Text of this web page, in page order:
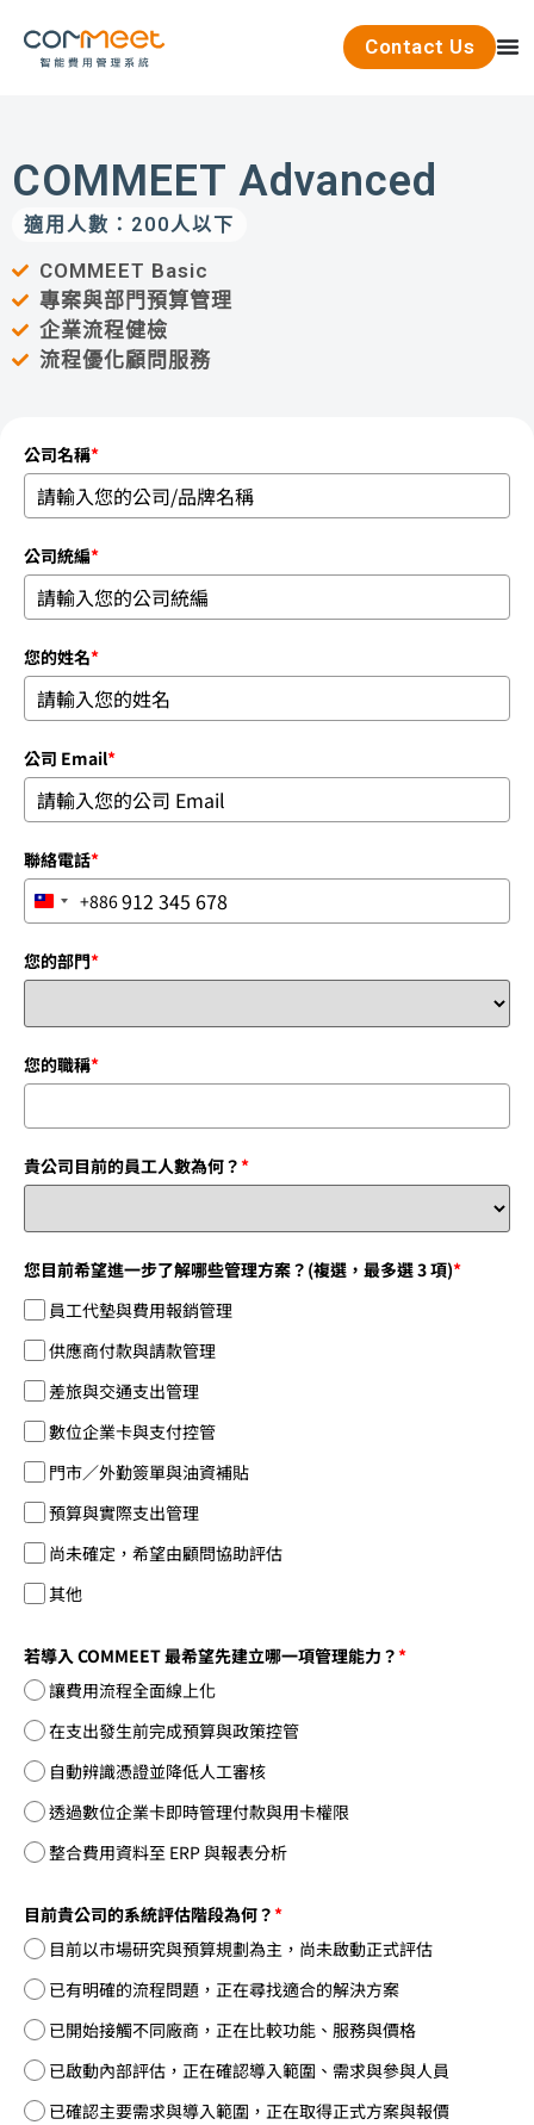
Contact Us
COMMEET Advanced
適用人數：200人以下
COMMEET Basic
專案與部門預算管理
企業流程健檢
流程優化顧問服務
公司名稱*
公司統編*
您的姓名*
公司 Email*
聯絡電話*
Taiwan +886
+886
您的部門*
您的職稱*
貴公司目前的員工人數為何？*
您目前希望進一步了解哪些管理方案？(複選，最多選 3 項)*
員工代墊與費用報銷管理
供應商付款與請款管理
差旅與交通支出管理
數位企業卡與支付控管
門市／外勤簽單與油資補貼
預算與實際支出管理
尚未確定，希望由顧問協助評估
其他
若導入 COMMEET 最希望先建立哪一項管理能力？*
讓費用流程全面線上化
在支出發生前完成預算與政策控管
自動辨識憑證並降低人工審核
透過數位企業卡即時管理付款與用卡權限
整合費用資料至 ERP 與報表分析
目前貴公司的系統評估階段為何？*
目前以市場研究與預算規劃為主，尚未啟動正式評估
已有明確的流程問題，正在尋找適合的解決方案
已開始接觸不同廠商，正在比較功能、服務與價格
已啟動內部評估，正在確認導入範圍、需求與參與人員
已確認主要需求與導入範圍，正在取得正式方案與報價